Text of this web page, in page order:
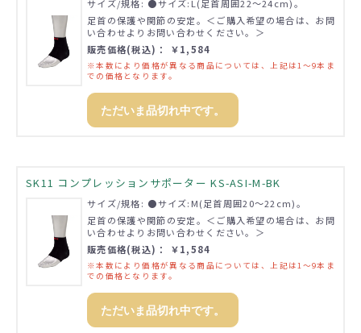
サイズ/規格: ●サイズ:L(足首周囲22～24cm)。
足首の保護や関節の安定。＜ご購入希望の場合は、お問
い合わせよりお問い合わせください。＞
販売価格(税込)： ￥1,584
※本数により価格が異なる商品については、上記は1～9本ま
での価格となります。
ただいま品切れ中です。
SK11 コンプレッションサポーター KS-ASI-M-BK
サイズ/規格: ●サイズ:M(足首周囲20～22cm)。
足首の保護や関節の安定。＜ご購入希望の場合は、お問
い合わせよりお問い合わせください。＞
販売価格(税込)： ￥1,584
※本数により価格が異なる商品については、上記は1～9本ま
での価格となります。
ただいま品切れ中です。